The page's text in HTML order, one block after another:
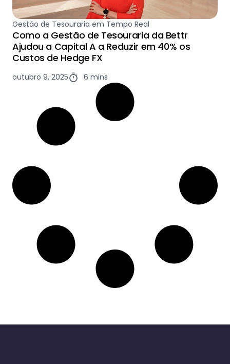
Gestão de Tesouraria em Tempo Real
Como a Gestão de Tesouraria da Bettr
Ajudou a Capital A a Reduzir em 40% os
Custos de Hedge FX
outubro 9, 2025 6 mins